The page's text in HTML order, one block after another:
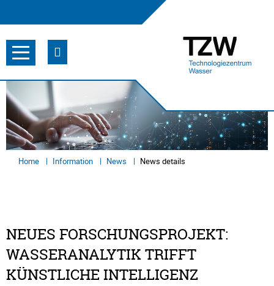
Home Information News News details
NEUES FORSCHUNGSPROJEKT:
WASSERANALYTIK TRIFFT
KÜNSTLICHE INTELLIGENZ